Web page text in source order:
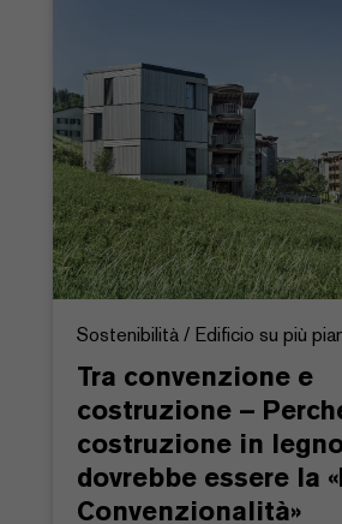
Sostenibilità / Edificio su più
Tra convenzione e
costruzione –
costruzione in
dovrebbe essere la
Convenzionalità»